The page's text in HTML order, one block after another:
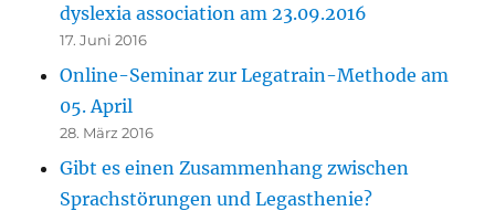
dyslexia association am 23.09.2016
17. Juni 2016
Online-Seminar zur Legatrain-Methode am
05. April
28. März 2016
Gibt es einen Zusammenhang zwischen
Sprachstörungen und Legasthenie?